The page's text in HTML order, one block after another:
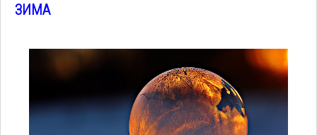
ЗИМА